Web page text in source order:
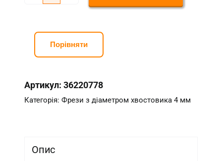
d3*D4*l20*L50
3F
Порівняти
Артикул:36220778
Категорія:Фрези з діаметром хвостовика 4 мм
Опис